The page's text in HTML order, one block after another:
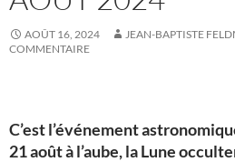
AOÛT 16, 2024 JEAN-BAPTISTE
COMMENTAIRE
C’est l’événement
21 août à l’aube, la Lune